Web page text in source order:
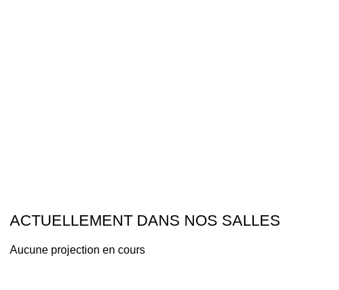
ACTUELLEMENT DANS NOS SALLES
Aucune projection en cours